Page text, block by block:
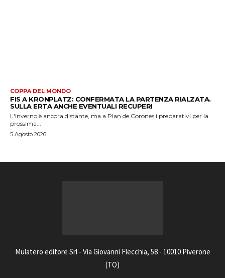
COPPA DEL MONDO
FIS A KRONPLATZ: CONFERMATA LA PARTENZA RIALZATA.
SULLA ERTA ANCHE EVENTUALI RECUPERI
L'inverno è ancora distante, ma a Plan de Corones i preparativi per la
prossima...
5 Agosto 2026
Mulatero editore Srl - Via Giovanni Flecchia, 58 - 10010 Piverone
(TO)